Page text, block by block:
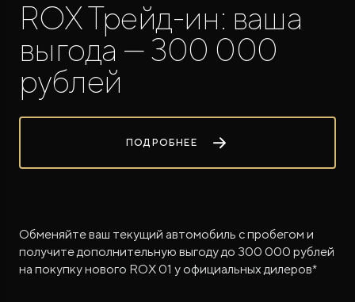
Совершенно новый флагманский внедорожник
ROX Трейд-ин: ваша
выгода — 300 000
рублей
ПОДРОБНЕЕ
Обменяйте ваш текущий автомобиль с пробегом и
получите дополнительную выгоду до 300 000 рублей
на покупку нового ROX 01 у официальных дилеров*